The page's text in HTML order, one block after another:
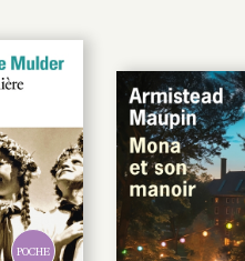
POCHE
POCHE